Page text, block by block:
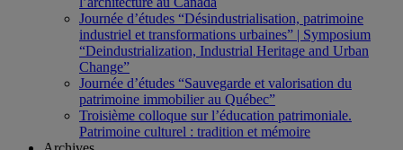
Journée d’études “Désindustrialisation, patrimoine
industriel et transformations urbaines” | Symposium
“Deindustrialization, Industrial Heritage and Urban
Change”
Journée d’études “Sauvegarde et valorisation du
patrimoine immobilier au Québec”
Troisième colloque sur l’éducation patrimoniale.
Patrimoine culturel : tradition et mémoire